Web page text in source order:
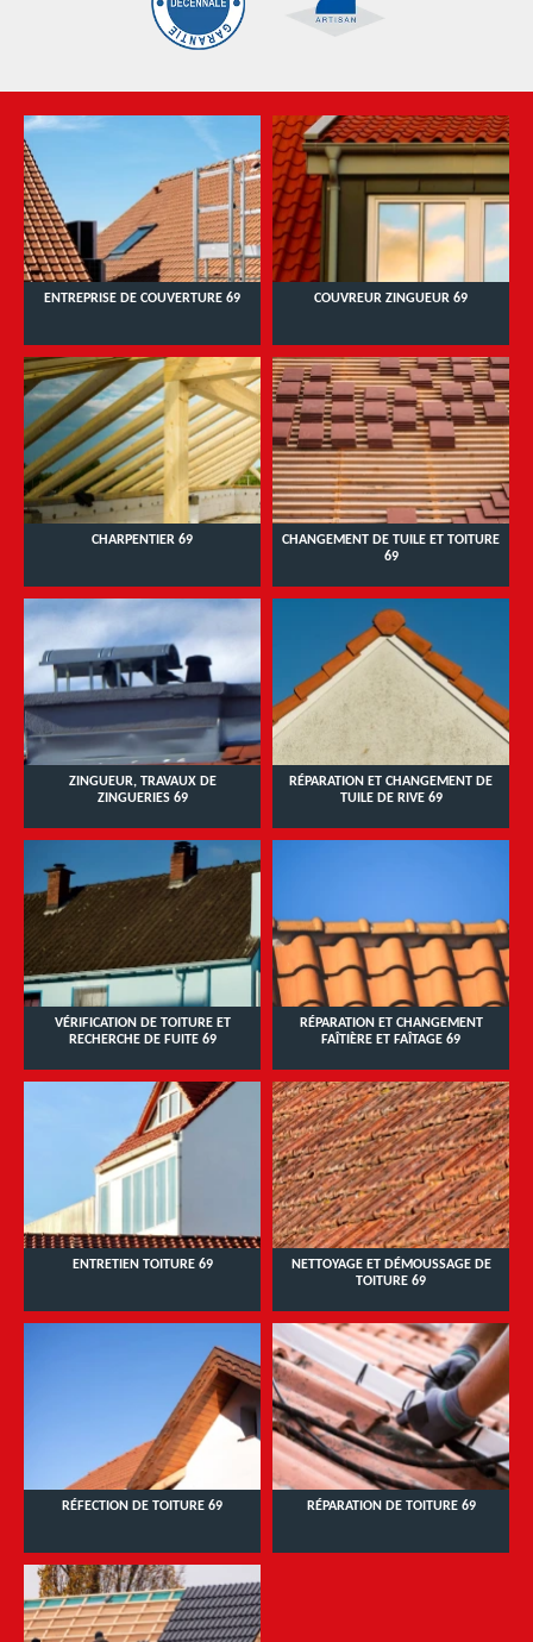
ENTREPRISE DE COUVERTURE 69 COUVREUR ZINGUEUR 69
CHARPENTIER 69
CHANGEMENT DE TUILE ET TOITURE
69
ZINGUEUR, TRAVAUX DE
ZINGUERIES 69
RÉPARATION ET CHANGEMENT DE
TUILE DE RIVE 69
VÉRIFICATION DE TOITURE ET
RECHERCHE DE FUITE 69
RÉPARATION ET CHANGEMENT
FAÎTIÈRE ET FAÎTAGE 69
ENTRETIEN TOITURE 69
NETTOYAGE ET DÉMOUSSAGE DE
TOITURE 69
RÉFECTION DE TOITURE 69 RÉPARATION DE TOITURE 69